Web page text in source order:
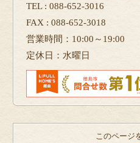
TEL : 088-652-3016
FAX : 088-652-3018
営業時間：10:00～19:00
定休日：水曜日
このページ